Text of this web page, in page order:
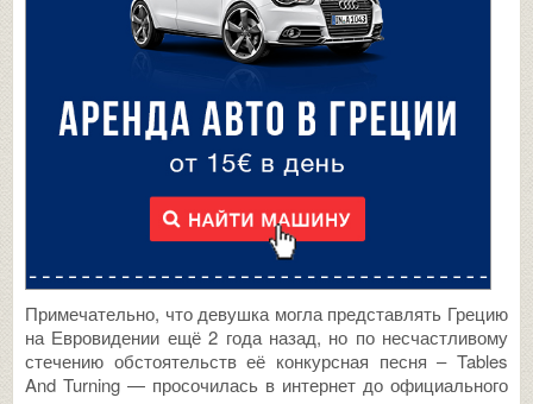
Примечательно, что девушка могла представлять Грецию
на Евровидении ещё 2 года назад, но по несчастливому
стечению обстоятельств её конкурсная песня – Tables
And Turning — просочилась в интернет до официального